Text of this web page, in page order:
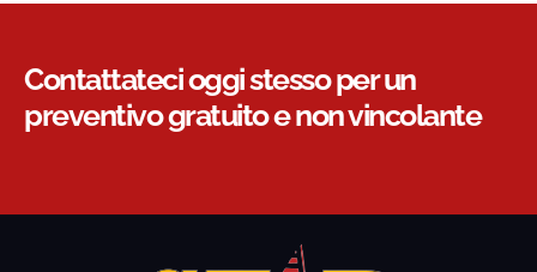
Contattateci oggi stesso per un
preventivo gratuito e non vincolante